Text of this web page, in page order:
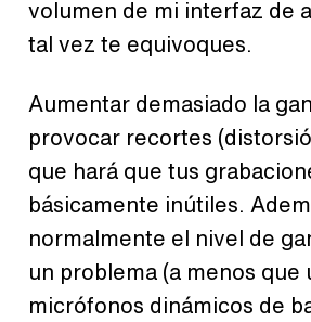
volumen de mi interfaz de
tal vez te equivoques.
Aumentar demasiado la
provocar recortes
que hará que tus
básicamente inútiles.
normalmente el nivel de
un problema (a menos
micrófonos dinámicos de